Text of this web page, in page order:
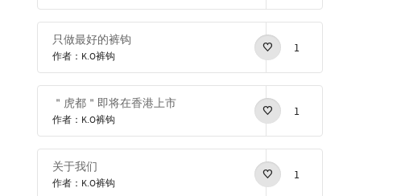
只做最好的裤钩
作者：K.O裤钩
1
＂虎都＂即将在香港上市
作者：K.O裤钩
1
关于我们
作者：K.O裤钩
1